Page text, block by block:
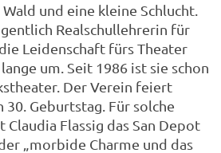
und eine kleine Schlucht.
Realschullehrerin für
Leidenschaft fürs Theater
um. Seit 1986 ist sie schon
Der Verein feiert
30. Geburtstag. Für solche
Flassig das San Depot
„morbide Charme und das